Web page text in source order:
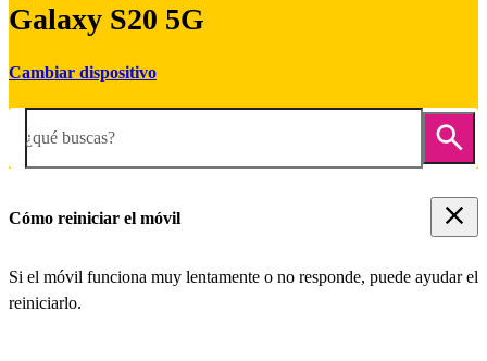
Galaxy S20 5G
Cambiar dispositivo
¿qué buscas?
Cómo reiniciar el móvil
Si el móvil funciona muy lentamente o no responde, puede ayudar el
reiniciarlo.